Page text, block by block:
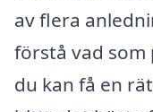
av flera
förstå vad som
du kan få en